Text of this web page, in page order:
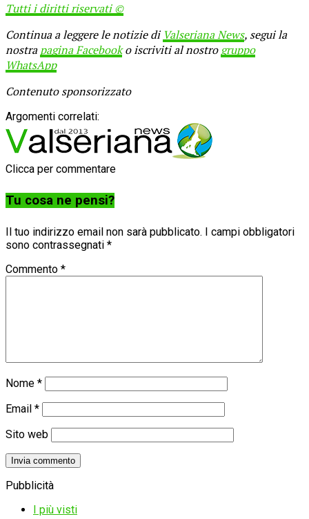
Tutti i diritti riservati ©
Continua a leggere le notizie di Valseriana News, segui la
nostrapagina Facebooko iscriviti al nostrogruppo
WhatsApp
Contenuto sponsorizzato
Argomenti correlati:
Clicca per commentare
Tu cosa ne pensi?
Il tuo indirizzo email non sarà pubblicato. I campi obbligatori
sono contrassegnati *
Commento *
Nome *
Email *
Sito web
Pubblicità
I più visti